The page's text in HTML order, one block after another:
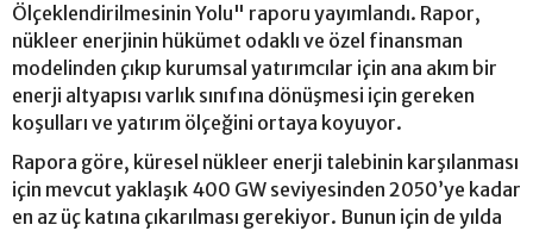
Ölçeklendirilmesinin Yolu" raporu yayımlandı. Rapor,
nükleer enerjinin hükümet odaklı ve özel finansman
modelinden çıkıp kurumsal yatırımcılar için ana akım bir
enerji altyapısı varlık sınıfına dönüşmesi için gereken
koşulları ve yatırım ölçeğini ortaya koyuyor.
Rapora göre, küresel nükleer enerji talebinin karşılanması
için mevcut yaklaşık 400 GW seviyesinden 2050’ye kadar
en az üç katına çıkarılması gerekiyor. Bunun için de yılda